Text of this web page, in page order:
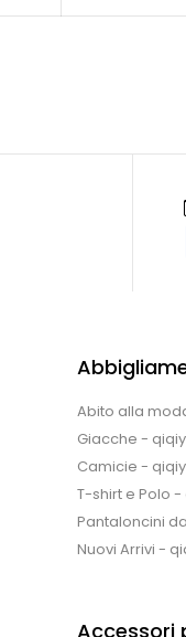
Abito alla
Giacche -
Camicie -
T-shirt e Polo -
Pantaloncini
Nuovi Arrivi -
Accessori